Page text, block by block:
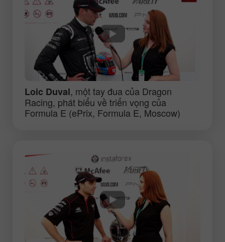
Loic Duval, một tay đua của Dragon
Racing, phát biểu về triển vọng của
Formula E (ePrix, Formula E, Moscow)